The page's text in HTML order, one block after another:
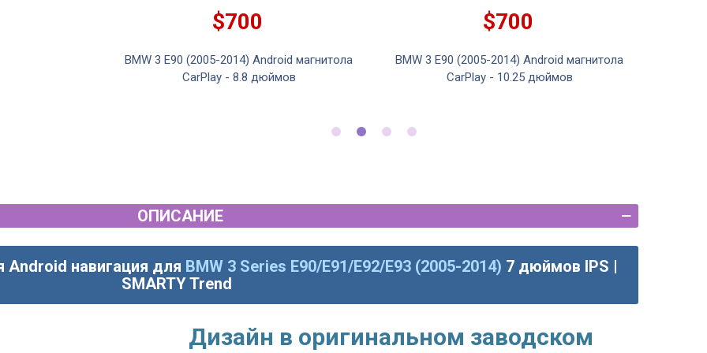
$700
BMW 3 E90 (2005-2014) Android магнитола
CarPlay - 8.8 дюймов
$700
BMW 3 E90 (2005-2014) Android магнитола
CarPlay - 10.25 дюймов
ОПИСАНИЕ
Android навигация для BMW 3 Series E90/E91/E92/E93 (2005-2014) 7 дюймов IPS |
SMARTY Trend
Дизайн в оригинальном заводском